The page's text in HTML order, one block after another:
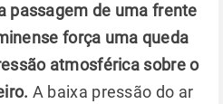
passagem de uma frente
força uma queda
atmosférica sobre o
A baixa pressão do ar